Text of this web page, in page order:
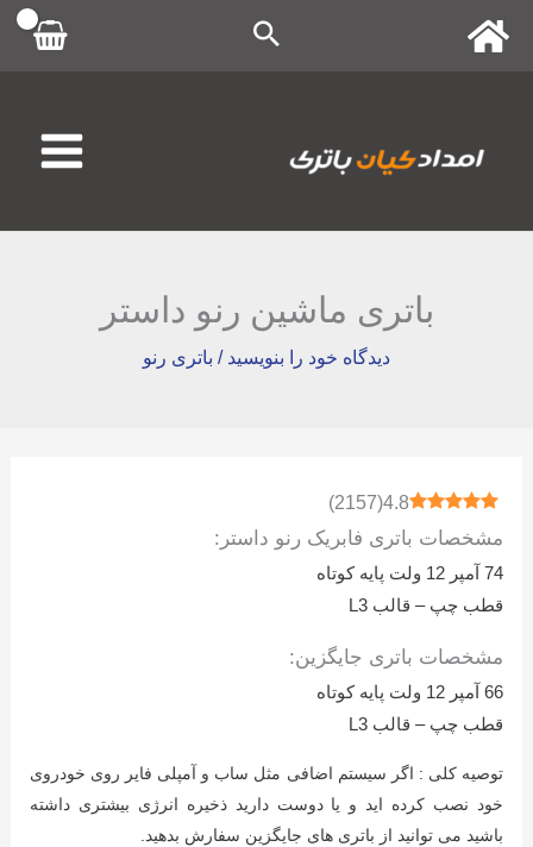
پرش
باتری ماشین رنو داستر
دیدگاه‌ خود را بنویسید / باتری رنو
4.8
(
2157
)
مشخصات باتری فابریک رنو داستر:
74 آمپر 12 ولت پایه کوتاه
قطب چپ – قالب L3
مشخصات باتری جایگزین:
66 آمپر 12 ولت پایه کوتاه
قطب چپ – قالب L3
توصیه کلی : اگر سیستم اضافی مثل ساب و آمپلی فایر روی خودروی
خود نصب کرده اید و یا دوست دارید ذخیره انرژی بیشتری داشته
باشید می توانید از باتری های جایگزین سفارش بدهید.